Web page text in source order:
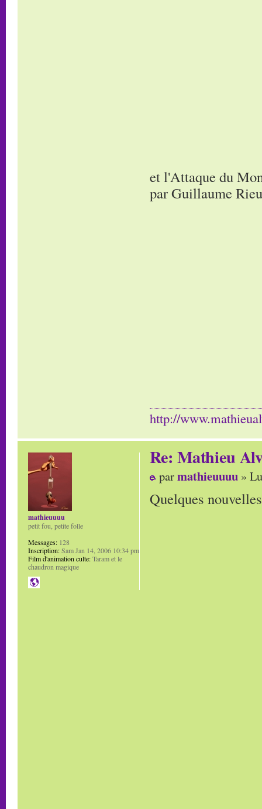
et l'Attaque du
par Guillaume
http://
Re: Mathieu
parmathieuuuu »
Quelques
mathieuuuu
petit fou, petite folle
Messages: 128
Inscription:Sam Jan 14, 2006 10:34 pm
Film d'animation culte:Taram et le
chaudron magique